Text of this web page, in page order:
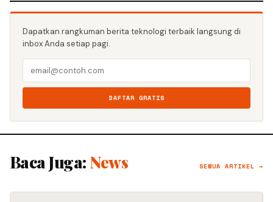
Dapatkan rangkuman berita teknologi terbaik langsung di
inbox Anda setiap pagi.
DAFTAR GRATIS
Baca Juga: News SEMUA ARTIKEL →